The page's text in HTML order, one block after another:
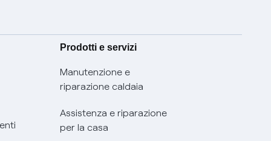
Prodotti e servizi
Manutenzione e
riparazione caldaia
Assistenza e riparazione
per la casa